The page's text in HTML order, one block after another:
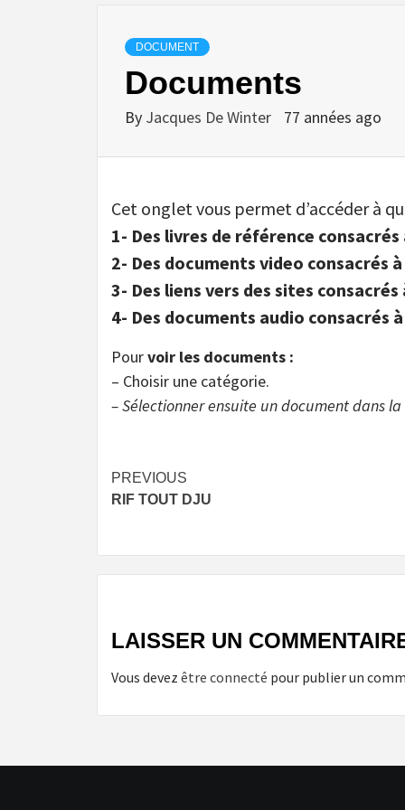
DOCUMENT
Documents
By Jacques De Winter 77 années ago
Cet onglet vous permet d’accéder à
1- Des livres de référence
2- Des documents video consacrés
3- Des liens vers des sites consacrés
4- Des documents audio consacrés
Pourvoir les documents :
– Choisir une catégorie.
– Sélectionner ensuite un document dans
Post
navigation
PREVIOUS
RIF TOUT DJU
LAISSER UN
Vous devez être connecté pour publier un